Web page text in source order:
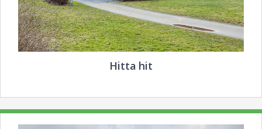
Hitta hit